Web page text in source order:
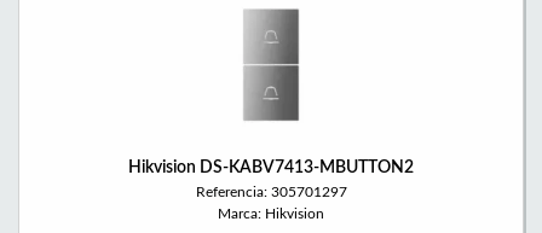
Hikvision DS-KABV7413-MBUTTON2
Referencia: 305701297
Marca: Hikvision